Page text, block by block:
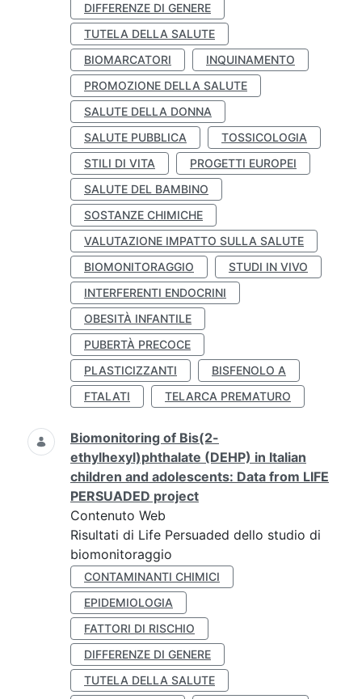
DIFFERENZE DI GENERE
TUTELA DELLA SALUTE
BIOMARCATORI
INQUINAMENTO
PROMOZIONE DELLA SALUTE
SALUTE DELLA DONNA
SALUTE PUBBLICA
TOSSICOLOGIA
STILI DI VITA
PROGETTI EUROPEI
SALUTE DEL BAMBINO
SOSTANZE CHIMICHE
VALUTAZIONE IMPATTO SULLA SALUTE
BIOMONITORAGGIO
STUDI IN VIVO
INTERFERENTI ENDOCRINI
OBESITÀ INFANTILE
PUBERTÀ PRECOCE
PLASTICIZZANTI
BISFENOLO A
FTALATI
TELARCA PREMATURO
Biomonitoring of Bis(2-
ethylhexyl)phthalate (DEHP) in Italian
children and adolescents: Data from LIFE
PERSUADED project
Contenuto Web
Risultati di Life Persuaded dello studio di
biomonitoraggio
CONTAMINANTI CHIMICI
EPIDEMIOLOGIA
FATTORI DI RISCHIO
DIFFERENZE DI GENERE
TUTELA DELLA SALUTE